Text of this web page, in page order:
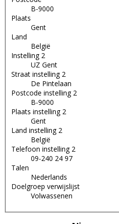
B-9000
Plaats
Gent
Land
België
Instelling 2
UZ Gent
Straat instelling 2
De Pintelaan
Postcode instelling 2
B-9000
Plaats instelling 2
Gent
Land instelling 2
België
Telefoon instelling 2
09-240 24 97
Talen
Nederlands
Doelgroep verwijslijst
Volwassenen